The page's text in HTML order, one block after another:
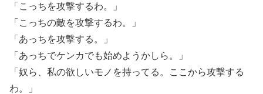
「こっちを攻撃するわ。」
「こっちの敵を攻撃するわ。」
「あっちを攻撃する。」
「あっちでケンカでも始めようかしら。」
「奴ら、私の欲しいモノを持ってる。ここから攻撃する
わ。」